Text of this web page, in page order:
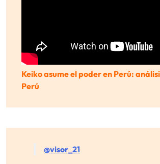
Keiko asume el poder en Perú:
Perú
@visor_21